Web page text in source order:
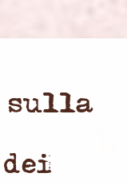
sulla